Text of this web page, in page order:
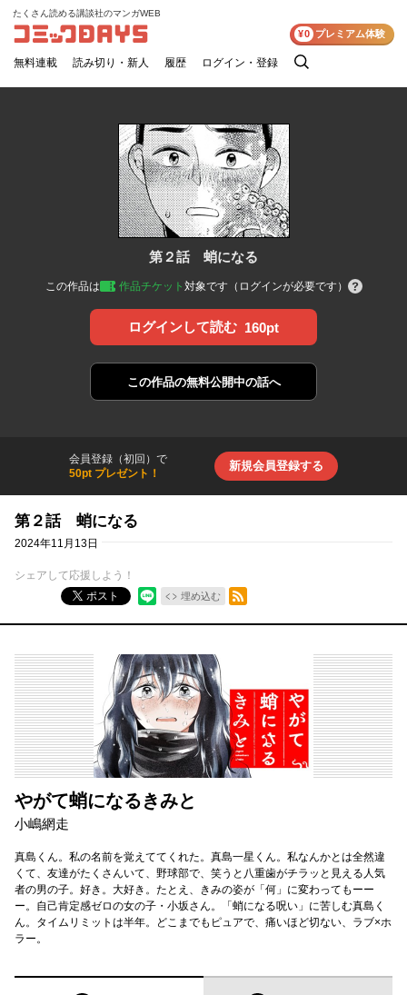
コミックDAYS
たくさん読める講談社のマンガWEB
無料連載 読み切り・新人 履歴 ログイン・登録
検
¥0 プレミアム体験
第２話 蛸になる
この作品は 作品チケット 対象です（ログインが必要です）
ログインして読む 160pt
この作品の無料公開中の話へ
会員登録（初回）で
50pt プレゼント！
新規会員登録する
第２話 蛸になる
2024年11月13日
シェアして応援しよう！
ポスト
埋め込む
RSSフィード
やがて蛸になるきみと
小嶋網走
真島くん。私の名前を覚えててくれた。真島一星くん。私なんかとは全然違
くて、友達がたくさんいて、野球部で、笑うと八重歯がチラッと見える人気
者の男の子。好き。大好き。たとえ、きみの姿が「何」に変わってもーー
ー。自己肯定感ゼロの女の子・小坂さん。「蛸になる呪い」に苦しむ真島く
ん。タイムリミットは半年。どこまでもピュアで、痛いほど切ない、ラブ×ホ
ラー。